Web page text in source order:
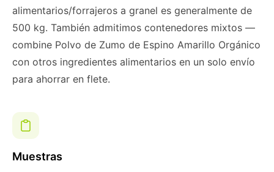
alimentarios/forrajeros a granel es generalmente de
500 kg. También admitimos contenedores mixtos —
combine Polvo de Zumo de Espino Amarillo Orgánico
con otros ingredientes alimentarios en un solo envío
para ahorrar en flete.
Muestras